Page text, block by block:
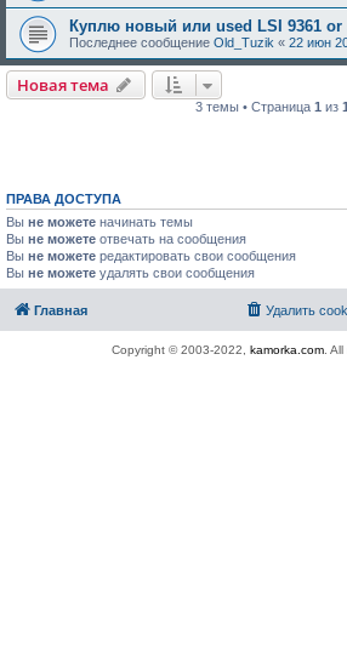
Куплю новый или used LSI 9361
Последнее сообщение Old_Tuzik « 22 июн
Новая тема
3 темы • Страница 1 из 1
ПРАВА ДОСТУПА
Вы не можете начинать темы
Вы не можете отвечать на сообщения
Вы не можете редактировать свои сообщения
Вы не можете удалять свои сообщения
Главная Удалить
Copyright © 2003-2022, kamorka.com. All